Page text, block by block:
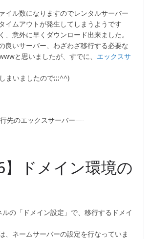
イル数になりますのでレンタルサーバー
イムアウトが発生してしまうようです
、意外に早くダウンロード出来ました。
良いサーバー、わざわざ移行する必要な
と思いましたが、すでに、 エックスサ
まいましたので;;;^^)
先のエックスサーバー—-
】ドメイン環境の
ルの「ドメイン設定」で、移行するドメイ
、ネームサーバーの設定を行なっていま